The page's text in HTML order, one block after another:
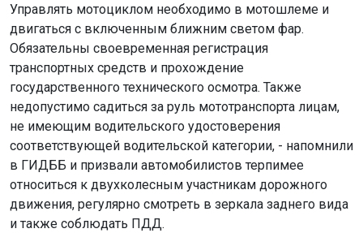
Управлять мотоциклом необходимо в мотошлеме и
двигаться с включенным ближним светом фар.
Обязательны своевременная регистрация
транспортных средств и прохождение
государственного технического осмотра. Также
недопустимо садиться за руль мототранспорта лицам,
не имеющим водительского удостоверения
соответствующей водительской категории, - напомнили
в ГИДББ и призвали автомобилистов терпимее
относиться к двухколесным участникам дорожного
движения, регулярно смотреть в зеркала заднего вида
и также соблюдать ПДД.